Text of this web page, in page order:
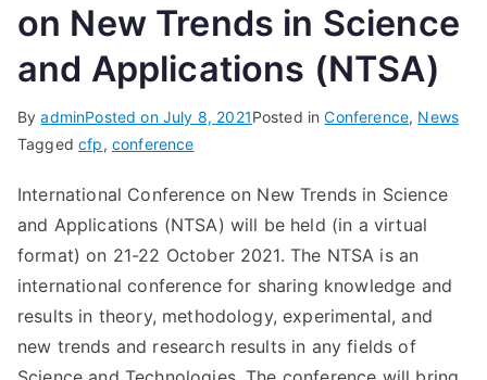
on New Trends in Science
and Applications (NTSA)
ByadminPosted on July 8, 2021Posted inConference, News
Taggedcfp, conference
International Conference on New Trends in Science
and Applications (NTSA) will be held (in a virtual
format) on 21-22 October 2021. The NTSA is an
international conference for sharing knowledge and
results in theory, methodology, experimental, and
new trends and research results in any fields of